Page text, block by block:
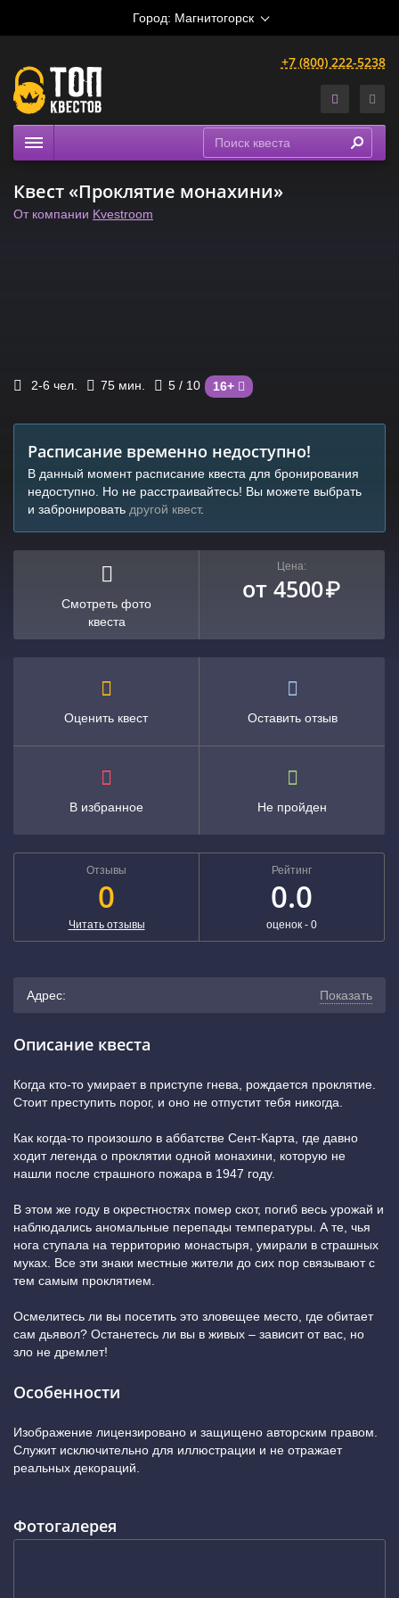
Город: Магнитогорск
+7 (800) 222-5238
Расписание
Квест «Проклятие монахини»
От компании Kvestroom
2-6 чел. 75 мин. 5 / 10 16+
Расписание временно недоступно!
В данный момент расписание квеста для бронирования
недоступно. Но не расстраивайтесь! Вы можете выбрать
и забронировать другой квест.
Смотреть фото
квеста
Цена:
от 4500₽
Оценить квест Оставить отзыв
В избранное Не пройден
Отзывы
0
Читать отзывы
Рейтинг
0.0
оценок - 0
Адрес: Показать
поликлиника № 2)(показать на карте)
+7 (800) 222-5238
Описание квеста
Когда кто-то умирает в приступе гнева, рождается проклятие.
Стоит преступить порог, и оно не отпустит тебя никогда.
Как когда-то произошло в аббатстве Сент-Карта, где давно
ходит легенда о проклятии одной монахини, которую не
нашли после страшного пожара в 1947 году.
В этом же году в окрестностях помер скот, погиб весь урожай и
наблюдались аномальные перепады температуры. А те, чья
нога ступала на территорию монастыря, умирали в страшных
муках. Все эти знаки местные жители до сих пор связывают с
тем самым проклятием.
Осмелитесь ли вы посетить это зловещее место, где обитает
сам дьявол? Останетесь ли вы в живых – зависит от вас, но
зло не дремлет!
Особенности
Изображение лицензировано и защищено авторским правом.
Служит исключительно для иллюстрации и не отражает
реальных декораций.
Фотогалерея